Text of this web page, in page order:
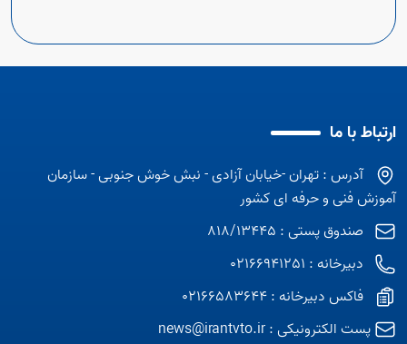
ارتباط با ما
آدرس : تهران -خیابان آزادی - نبش خوش جنوبی - سازمان
آموزش فنی و حرفه ای کشور
صندوق پستی : 818/13445
دبیرخانه : 02166941251
فاکس دبیرخانه : 02166583644
پست الکترونیکی :news@irantvto.ir